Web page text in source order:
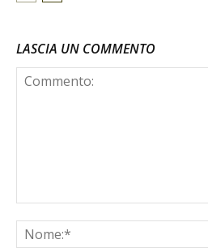
LASCIA UN COMMENTO